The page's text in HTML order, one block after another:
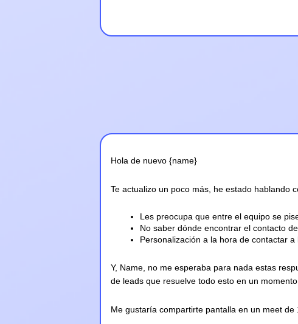
Hola de nuevo {name}
Te actualizo un poco más, he estado hablando
Les preocupa que entre el equipo se
No saber dónde encontrar el contacto
Personalización a la hora de contactar a
Y, Name, no me esperaba para nada estas
de leads que resuelve todo esto en un momento.
Me gustaría compartirte pantalla en un meet